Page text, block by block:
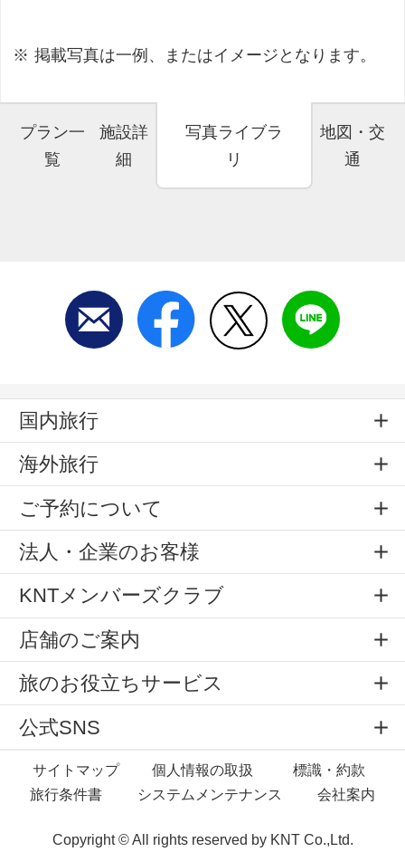
掲載写真は一例、またはイメージとなります。
プラン一
覧
施設詳
細
写真ライブラ
リ
地図・交
通
国内旅行
海外旅行
ご予約について
法人・企業のお客様
KNTメンバーズクラブ
店舗のご案内
旅のお役立ちサービス
公式SNS
サイトマップ 個人情報の取扱
標識・約款
旅行条件書
システムメンテナンス 会社案内
Copyright © All rights reserved by KNT Co.,Ltd.